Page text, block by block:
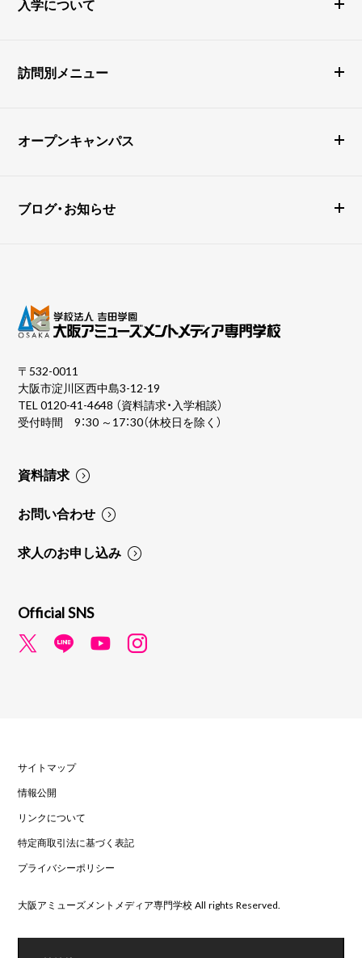
入学について
訪問別メニュー
オープンキャンパス
ブログ・お知らせ
〒532-0011
大阪市淀川区西中島3-12-19
TEL0120-41-4648 （資料請求・入学相談）
受付時間 9：30 ～17：30（休校日を除く）
資料請求
お問い合わせ
求人のお申し込み
Official SNS
サイトマップ
情報公開
リンクについて
特定商取引法に基づく表記
プライバシーポリシー
大阪アミューズメントメディア専門学校 All rights Reserved.